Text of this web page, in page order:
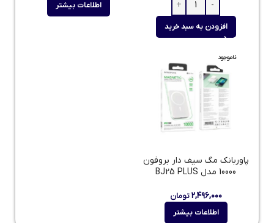
افزودن به سبد خرید
اطلاعات بیشتر
ناموجود
پاوربانک مگ سیف دار بروفون
10000 مدل BJ25 PLUS
۲,۴۹۶,۰۰۰ تومان
اطلاعات بیشتر